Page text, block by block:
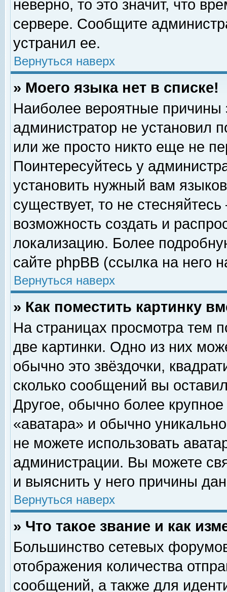
неверно, то это значит, что
сервере. Сообщите
устранил ее.
Вернуться наверх
» Моего языка нет в списке!
Наиболее вероятные причины
администратор не установил
или же просто никто еще не
Поинтересуйтесь у
установить нужный вам
существует, то не
возможность создать и
локализацию. Более
сайте phpBB (ссылка на него
Вернуться наверх
» Как поместить картинку
На страницах просмотра тем
две картинки. Одно из них
обычно это звёздочки,
сколько сообщений вы
Другое, обычно более
«аватара» и обычно
не можете использовать
администрации. Вы можете
и выяснить у него причины
Вернуться наверх
» Что такое звание и как
Большинство сетевых
отображения количества
сообщений, а также для